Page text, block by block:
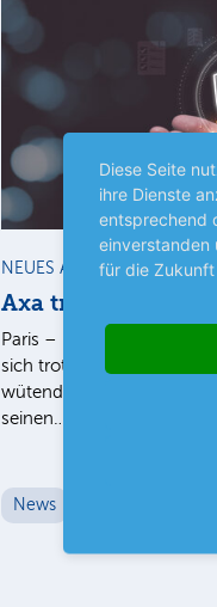
NEUES AUS
Axa trotzt
Paris – Der französische
sich trotz der derzeit in
wütenden Waldbrände auf
seinen…
News
Diese Seite
ihre Dienste
entsprechend
einverstanden
für die